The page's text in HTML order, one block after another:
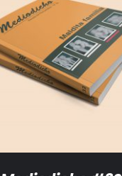
DETALLES